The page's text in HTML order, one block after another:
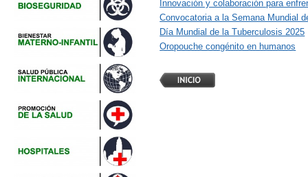
Innovación y colaboración para
Convocatoria a la Semana Mundial
Día Mundial de la Tuberculosis 2025
Oropouche congénito en humanos